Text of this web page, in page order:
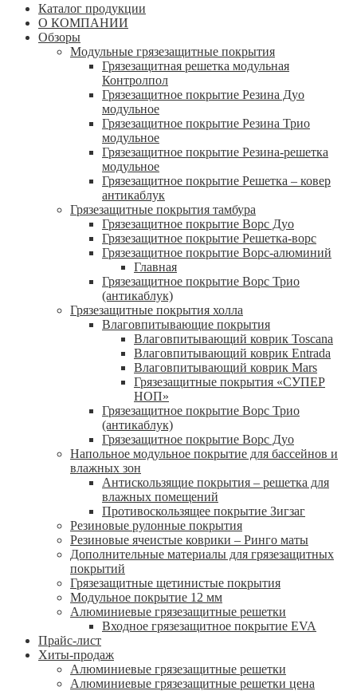
Каталог продукции
О КОМПАНИИ
Обзоры
Модульные грязезащитные покрытия
Грязезащитная решетка модульная
Контролпол
Грязезащитное покрытие Резина Дуо
модульное
Грязезащитное покрытие Резина Трио
модульное
Грязезащитное покрытие Резина-решетка
модульное
Грязезащитное покрытие Решетка – ковер
антикаблук
Грязезащитные покрытия тамбура
Грязезащитное покрытие Ворс Дуо
Грязезащитное покрытие Решетка-ворс
Грязезащитное покрытие Ворс-алюминий
Главная
Грязезащитное покрытие Ворс Трио
(антикаблук)
Грязезащитные покрытия холла
Влаговпитывающие покрытия
Влаговпитывающий коврик Toscana
Влаговпитывающий коврик Entrada
Влаговпитывающий коврик Mars
Грязезащитные покрытия «СУПЕР
НОП»
Грязезащитное покрытие Ворс Трио
(антикаблук)
Грязезащитное покрытие Ворс Дуо
Напольное модульное покрытие для бассейнов и
влажных зон
Антискользящие покрытия – решетка для
влажных помещений
Противоскользящее покрытие Зигзаг
Резиновые рулонные покрытия
Резиновые ячеистые коврики – Ринго маты
Дополнительные материалы для грязезащитных
покрытий
Грязезащитные щетинистые покрытия
Модульное покрытие 12 мм
Алюминиевые грязезащитные решетки
Входное грязезащитное покрытие EVA
Прайс-лист
Хиты-продаж
Алюминиевые грязезащитные решетки
Алюминиевые грязезащитные решетки цена